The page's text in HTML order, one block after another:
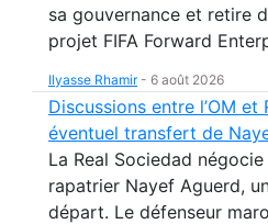
sa gouvernance et retire
projet FIFA Forward
Ilyasse Rhamir- 6 août 2026
Discussions entre l’OM
éventuel transfert de
La Real Sociedad négocie
rapatrier Nayef Aguerd,
départ. Le défenseur